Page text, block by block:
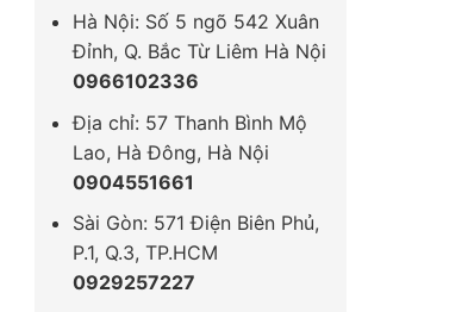
Hà Nội: Số 5 ngõ 542 Xuân
Đỉnh, Q. Bắc Từ Liêm Hà Nội
0966102336
Địa chỉ: 57 Thanh Bình Mộ
Lao, Hà Đông, Hà Nội
0904551661
Sài Gòn: 571 Điện Biên Phủ,
P.1, Q.3, TP.HCM
0929257227